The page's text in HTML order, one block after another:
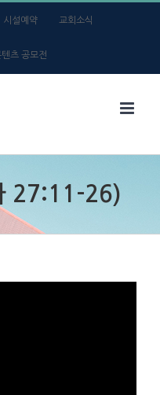
시설예약 교회소식
츠 공모전
27:11-26)